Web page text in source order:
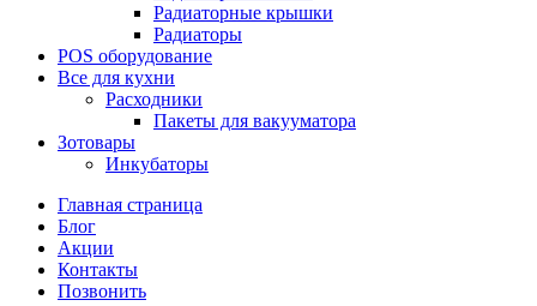
Радиаторные крышки
Радиаторы
POS оборудование
Все для кухни
Расходники
Пакеты для вакууматора
Зотовары
Инкубаторы
Главная страница
Блог
Акции
Контакты
Позвонить